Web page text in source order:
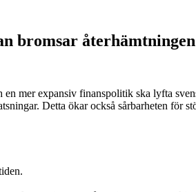
bromsar återhämtningen
mer expansiv finanspolitik ska lyfta
Detta ökar också sårbarheten för